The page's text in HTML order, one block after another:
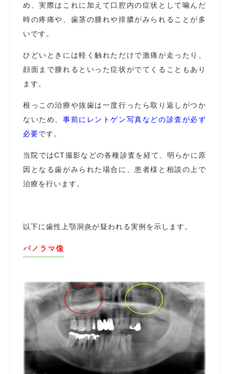
め、実際はこれに加えて口腔内の症状として噛んだ
時の疼痛や、歯茎の腫れや排膿がみられることが多
いです。
ひどいときには軽く触れただけで激痛が走ったり、
顔面まで腫れるといった症状がでてくることもあり
ます。
根っこの治療や抜歯は一度行ったら取り返しがつか
ないため、 事前にレントゲン写真などの診査が必ず
必要です。
当院ではCT撮影などの各種診査を経て、明らかに原
因となる歯がみられた場合に、患者様と相談の上で
治療を行います。
以下に歯性上顎洞炎が疑われる実例を示します。
パノラマ像